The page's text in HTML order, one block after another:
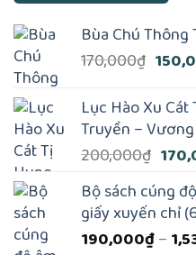
Bùa Chú Thông
170,000₫ Giá
là:
Lục Hào Xu
Truyền –
200,000₫ Giá
là:
Bộ sách cúng
giấy xuyến chỉ
190,000₫–